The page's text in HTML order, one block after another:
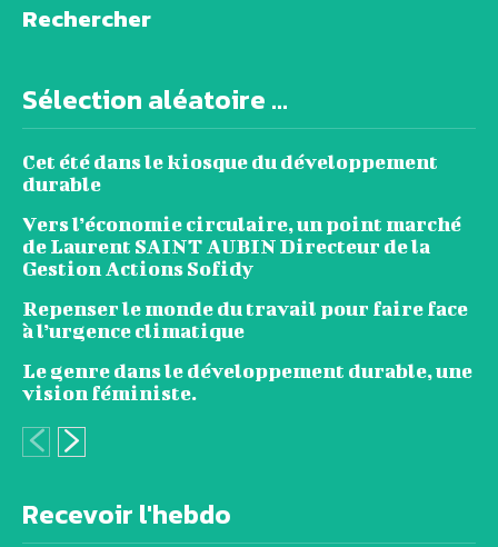
Rechercher
Sélection aléatoire ...
Cet été dans le kiosque du développement
durable
Vers l’économie circulaire, un point marché
de Laurent SAINT AUBIN Directeur de la
Gestion Actions Sofidy
Repenser le monde du travail pour faire face
à l’urgence climatique
Le genre dans le développement durable, une
vision féministe.
Recevoir l'hebdo